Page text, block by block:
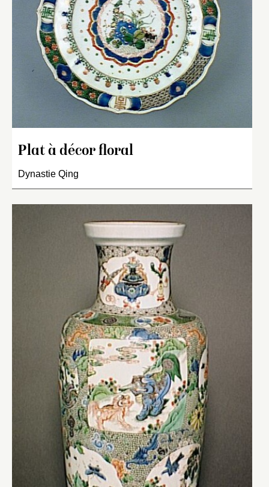
Plat à décor floral
Dynastie Qing